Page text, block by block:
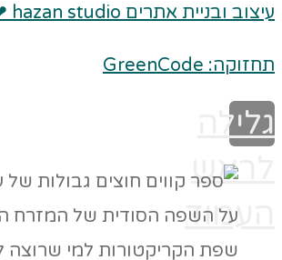
עיצוב ובניית אתרים Made with ❤ hazan studio
תחזוקה: GreenCode
גלילה
לראש
העמוד